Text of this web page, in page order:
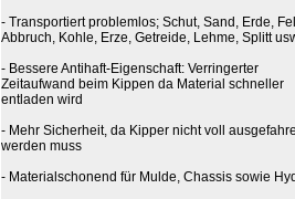
- Transportiert problemlos; Schut, Sand, Erde,
Abbruch, Kohle, Erze, Getreide, Lehme, Splitt
- Bessere Antihaft-Eigenschaft: Verringerter
Zeitaufwand beim Kippen da Material schneller
entladen wird
- Mehr Sicherheit, da Kipper nicht voll
werden muss
- Materialschonend für Mulde, Chassis sowie